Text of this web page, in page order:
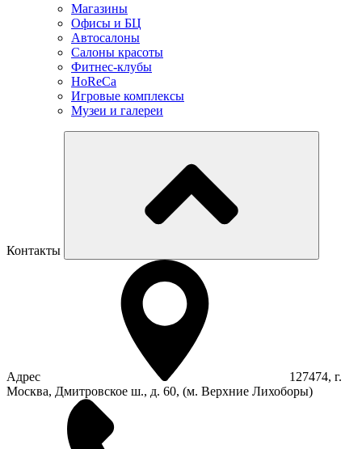
Магазины
Офисы и БЦ
Автосалоны
Салоны красоты
Фитнес-клубы
HoReCa
Игровые комплексы
Музеи и галереи
Контакты
Адрес
127474, г.
Москва, Дмитровское ш., д. 60, (м. Верхние Лихоборы)